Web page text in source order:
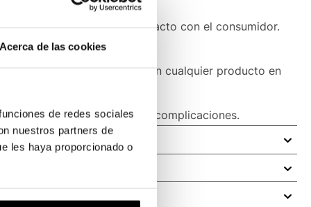
Acerca de las cookies
de redes sociales
nuestros partners de
les haya proporcionado o
desde el primer contacto con el consumidor.
premium que transforman cualquier producto en
tu diseño a imprenta sin complicaciones.
la etiqueta es decisivo para captar la atención y